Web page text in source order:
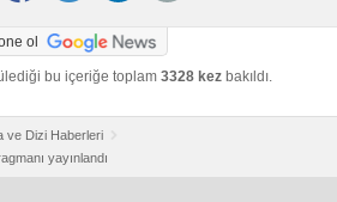
ol
bu içeriğe toplam 3328 kez bakıldı.
ve Dizi Haberleri
yayınlandı